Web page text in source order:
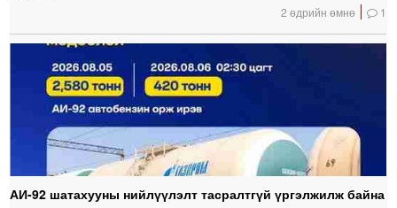
2 өдрийн өмнө 1
АИ-92 шатахууны нийлүүлэлт тасралтгүй үргэлжилж байна